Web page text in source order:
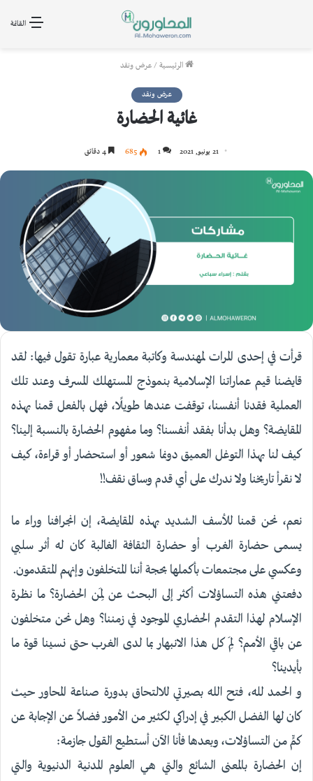
القائمة
الرئيسية / عرض ونقد
عرض ونقد
غائية الحضارة
21 يونيو, 2021 1
685 4 دقائق
قرأت في إحدى المرات لمهندسة وكاتبة معمارية عبارة تقول فيها: لقد
قايضنا قيم عماراتنا الإسلامية بنموذج المستهلك المسرف وعند تلك
العملية فقدنا أنفسنا، توقفت عندها طويلًا، فهل بالفعل قمنا بهذه
المقايضة؟ وهل بدأنا بفقد أنفسنا؟ وما مفهوم الحضارة بالنسبة إلينا؟
كيف لنا بهذا التوغل العميق دونما شعور أو استحضار أو قراءة، كيف
لا نقرأ تاريخنا ولا ندرك على أي قدم وساق نقف!!
نعم، نحن قمنا للأسف الشديد بهذه المقايضة، إن انجرافنا وراء ما
يسمى حضارة الغرب أو حضارة الثقافة الغالبة كان له أثر سلبي
وعكسي على مجتمعات بأكملها بحجة أننا المتخلفون وإنهم المتقدمون.
دفعتني هذه التساؤلات أكثر إلى البحث عن لِمَن الحضارة؟ ما نظرة
الإسلام لهذا التقدم الحضاري الموجود في زمننا؟ وهل نحن متخلفون
عن باقي الأمم؟ لِمَ كل هذا الانبهار بما لدى الغرب حتى نسينا قوة ما
بأيدينا؟
و الحمد لله، فتح الله بصيرتي للالتحاق بدورة صناعة المحاور حيث
كان لها الفضل الكبير في إدراكي لكثير من الأمور فضلاً عن الإجابة عن
كمٍّ من التساؤلات، وبعدها فأنا الآن أستطيع القول جازمة:
إن الحضارة بالمعنى الشائع والتي هي العلوم المدنية الدنيوية والتي